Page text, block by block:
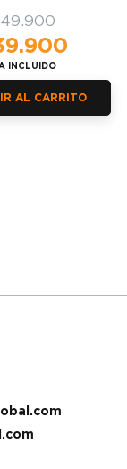
49.900
INCLUIDO
AL CARRITO